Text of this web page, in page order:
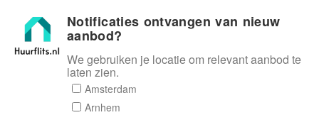
Huurflits
Notificaties ontvangen van nieuw
aanbod?
We gebruiken je locatie om relevant aanbod te
laten zien.
Amsterdam
Arnhem